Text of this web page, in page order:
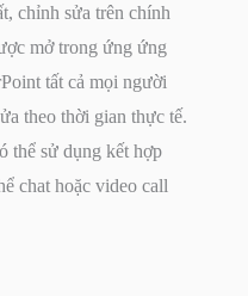
chỉnh sửa trên chính
mở trong ứng ứng
tất cả mọi người
theo thời gian thực tế.
thể sử dụng kết hợp
chat hoặc video call